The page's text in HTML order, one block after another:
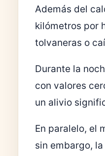
Además del
kilómetros por
tolvaneras o
Durante la
con valores
un alivio
En paralelo, el
sin embargo,